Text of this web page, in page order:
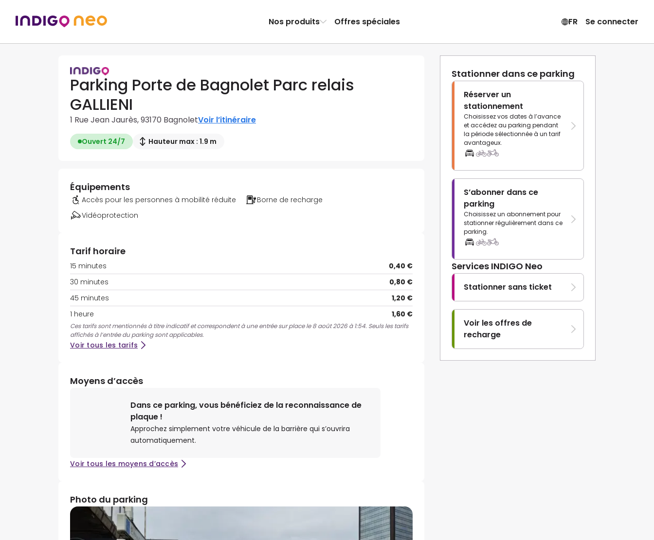
Nos produits Offres spéciales FR Se connecter
Parking Porte de Bagnolet Parc relais
GALLIENI
1 Rue Jean Jaurès, 93170 BagnoletVoir l’itinéraire
Ouvert 24/7 Hauteur max : 1.9 m
Stationner dans ce parking
Réserver un
stationnement
Choisissez vos dates à l’avance
et accédez au parking pendant
la période sélectionnée à un tarif
avantageux.
S’abonner dans ce
parking
Choisissez un abonnement pour
stationner régulièrement dans ce
parking.
Services INDIGO Neo
Stationner sans ticket
Voir les offres de
recharge
Équipements
Accès pour les personnes à mobilité réduite
Borne de recharge
Vidéoprotection
Tarif horaire
15 minutes
0,40 €
30 minutes
0,80 €
45 minutes
1,20 €
1 heure
1,60 €
Ces tarifs sont mentionnés à titre indicatif et correspondent à une entrée sur place le 8 août 2026 à 1:54. Seuls les tarifs
affichés à l’entrée du parking sont applicables.
Voir tous les tarifs
Moyens d’accès
Dans ce parking, vous bénéficiez de la reconnaissance de
plaque !
Approchez simplement votre véhicule de la barrière qui s’ouvrira
automatiquement.
Voir tous les moyens d’accès
Photo du parking